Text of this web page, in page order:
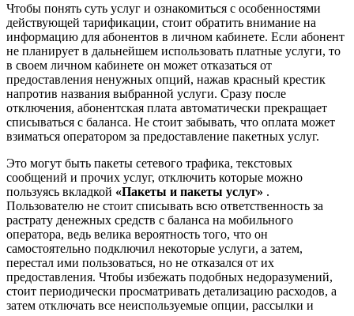
Чтобы понять суть услуг и ознакомиться с особенностями
действующей тарификации, стоит обратить внимание на
информацию для абонентов в личном кабинете. Если абонент
не планирует в дальнейшем использовать платные услуги, то
в своем личном кабинете он может отказаться от
предоставления ненужных опций, нажав красный крестик
напротив названия выбранной услуги. Сразу после
отключения, абонентская плата автоматически прекращает
списываться с баланса. Не стоит забывать, что оплата может
взиматься оператором за предоставление пакетных услуг.
Это могут быть пакеты сетевого трафика, текстовых
сообщений и прочих услуг, отключить которые можно
пользуясь вкладкой «Пакеты и пакеты услуг» .
Пользователю не стоит списывать всю ответственность за
растрату денежных средств с баланса на мобильного
оператора, ведь велика вероятность того, что он
самостоятельно подключил некоторые услуги, а затем,
перестал ими пользоваться, но не отказался от их
предоставления. Чтобы избежать подобных недоразумений,
стоит периодически просматривать детализацию расходов, а
затем отключать все неиспользуемые опции, рассылки и